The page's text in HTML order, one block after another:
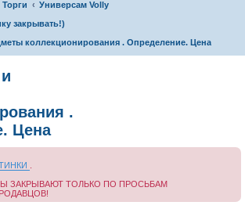
Торги
Универсам Volly
закрывать!)
коллекционирования . Определение. Цена
.
Цена
ЗАКРЫВАЮТ ТОЛЬКО ПО ПРОСЬБАМ